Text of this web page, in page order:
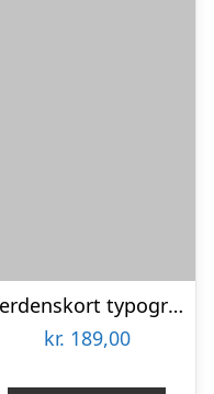
Verdenskort typografi af Illux
kr. 189,00